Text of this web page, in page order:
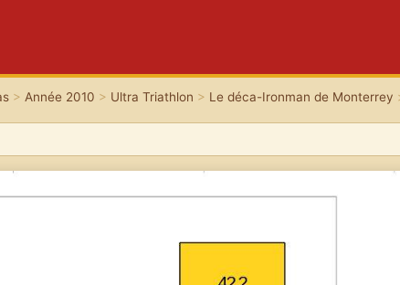
> Année 2010 > Ultra Triathlon > Le déca-Ironman de Monterrey